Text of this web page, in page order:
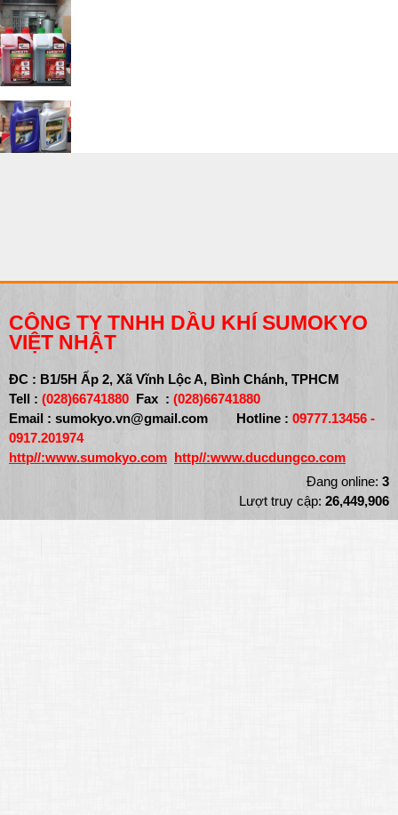
CÔNG TY TNHH DẦU KHÍ SUMOKYO
VIỆT NHẬT
ĐC : B1/5H Ấp 2, Xã Vĩnh Lộc A, Bình Chánh, TPHCM
Tell : (028)66741880 Fax : (028)66741880
Email : sumokyo.vn@gmail.com Hotline : 09777.13456 -
0917.201974
http//:www.sumokyo.com http//:www.ducdungco.com
Đang online: 3
Lượt truy cập: 26,449,906